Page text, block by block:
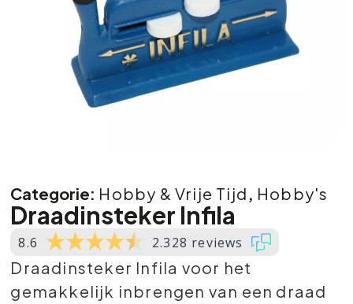
Categorie: Hobby & Vrije Tijd , Hobby's
Draadinsteker Infila
8.6 2.328 reviews
Draadinsteker Infila voor het
gemakkelijk inbrengen van een draad